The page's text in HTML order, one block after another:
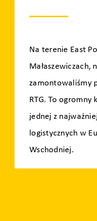
Na terenie East
Małaszewiczach,
zamontowaliśmy
RTG. To
jednej z
logistycznych w
Wschodniej.